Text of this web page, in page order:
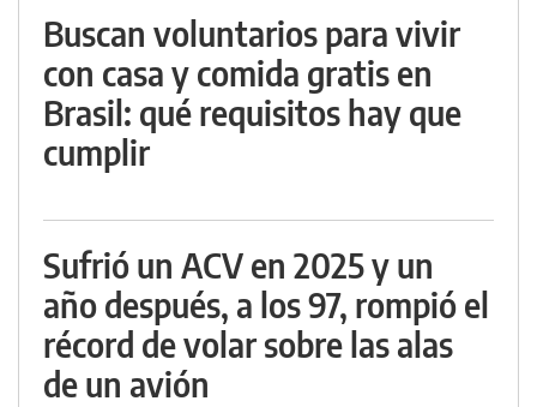
Buscan voluntarios para vivir
con casa y comida gratis en
Brasil: qué requisitos hay que
cumplir
Sufrió un ACV en 2025 y un
año después, a los 97, rompió el
récord de volar sobre las alas
de un avión